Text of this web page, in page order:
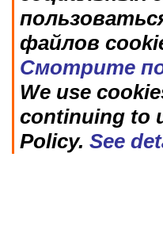
файлов
Смотрите
We use
continuing to
Policy. See